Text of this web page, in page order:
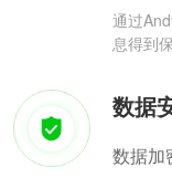
通过
息得到保
数据
数据加